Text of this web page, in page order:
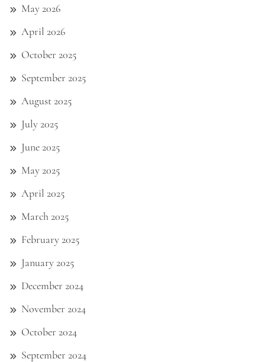
May 2026
April 2026
October 2025
September 2025
August 2025
July 2025
June 2025
May 2025
April 2025
March 2025
February 2025
January 2025
December 2024
November 2024
October 2024
September 2024